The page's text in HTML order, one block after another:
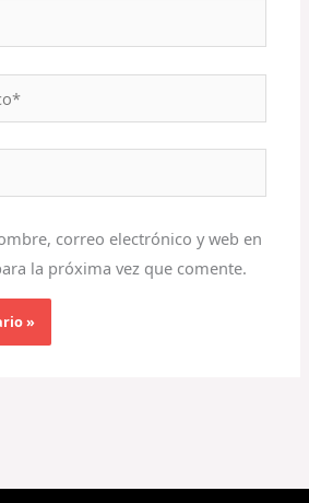
correo electrónico y web en
la próxima vez que comente.